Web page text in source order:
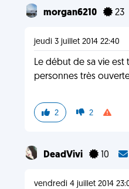
morgan6210 23
jeudi 3 juillet 2014 22:40
Le début de sa vie
personnes très
2 2
DeadVivi 10
vendredi 4 juillet 2014